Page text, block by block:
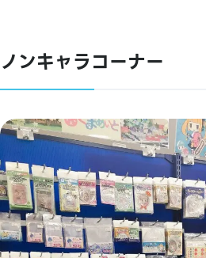
ノンキャラコーナー